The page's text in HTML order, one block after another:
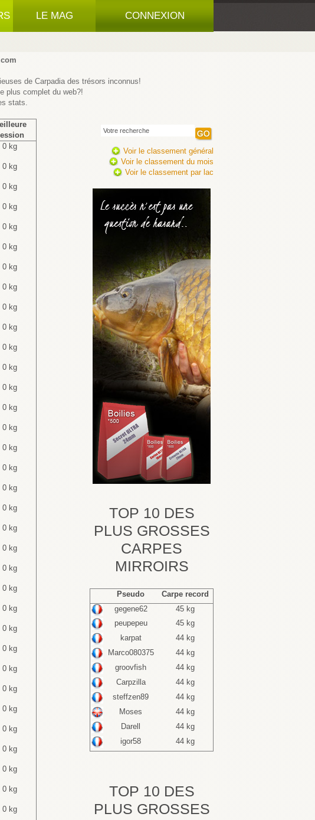
LE MAG CONNEXION
de Carpadia des trésors inconnus!
plus complet du web?!
stats.
0 kg
0 kg
0 kg
0 kg
0 kg
0 kg
0 kg
0 kg
0 kg
0 kg
0 kg
0 kg
0 kg
0 kg
0 kg
0 kg
0 kg
0 kg
0 kg
0 kg
0 kg
0 kg
0 kg
0 kg
0 kg
0 kg
0 kg
0 kg
0 kg
0 kg
0 kg
0 kg
0 kg
0 kg
Voir le classement général
Voir le classement du mois
Voir le classement par lac
TOP 10 DES
PLUS GROSSES
CARPES
MIRROIRS
Pseudo
Carpe record
gegene62
45 kg
peupepeu
45 kg
karpat
44 kg
Marco080375
44 kg
groovfish
44 kg
Carpzilla
44 kg
steffzen89
44 kg
Moses
44 kg
Darell
44 kg
igor58
44 kg
TOP 10 DES
PLUS GROSSES